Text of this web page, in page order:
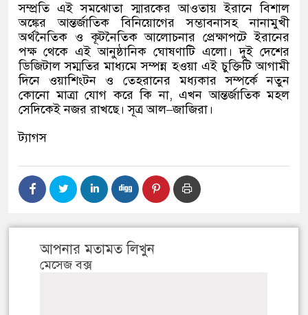
সম্প্রতি এই সমঝোতা স্মারকের আওতায় ইরানে বিশাল
অঙ্কের আন্তর্জাতিক বিনিয়োগের সম্ভাবনাসহ নানামুখী
অর্থনৈতিক ও কূটনৈতিক আলোচনার প্রেক্ষাপটে ইরানের
পক্ষ থেকে এই আনুষ্ঠানিক ঘোষণাটি এলো। দুই দেশের
ডিজিটাল সম্মতির মাধ্যমে সম্পন্ন হওয়া এই চুক্তিটি আগামী
দিনে ওয়াশিংটন ও তেহরানের মধ্যকার সম্পর্কে নতুন
কোনো মাত্রা যোগ করে কি না, এখন আন্তর্জাতিক মহল
সেদিকেই নজর রাখছে। সূত্র আল–জাজিরা।
ট্যাগস
আপনার মতামত লিখুন
মেসেজ বক্স